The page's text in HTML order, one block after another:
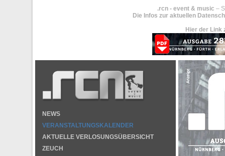
.rcn - event & music –
Die Infos zur aktuellen
Hier der Link
NEWS
VERANSTALTUNGSKALENDER
AKTUELLE VERLOSUNGSÜBERSICHT
ZEUCH